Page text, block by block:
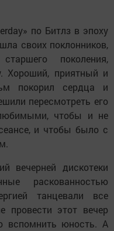
по Битлз в эпоху
своих поклонников,
поколения,
Хороший, приятный и
покорил сердца и
пересмотреть его
чтобы и не
и чтобы было с
вечерней дискотеки
раскованностью
танцевали все
провести этот вечер
вспомнить юность. А